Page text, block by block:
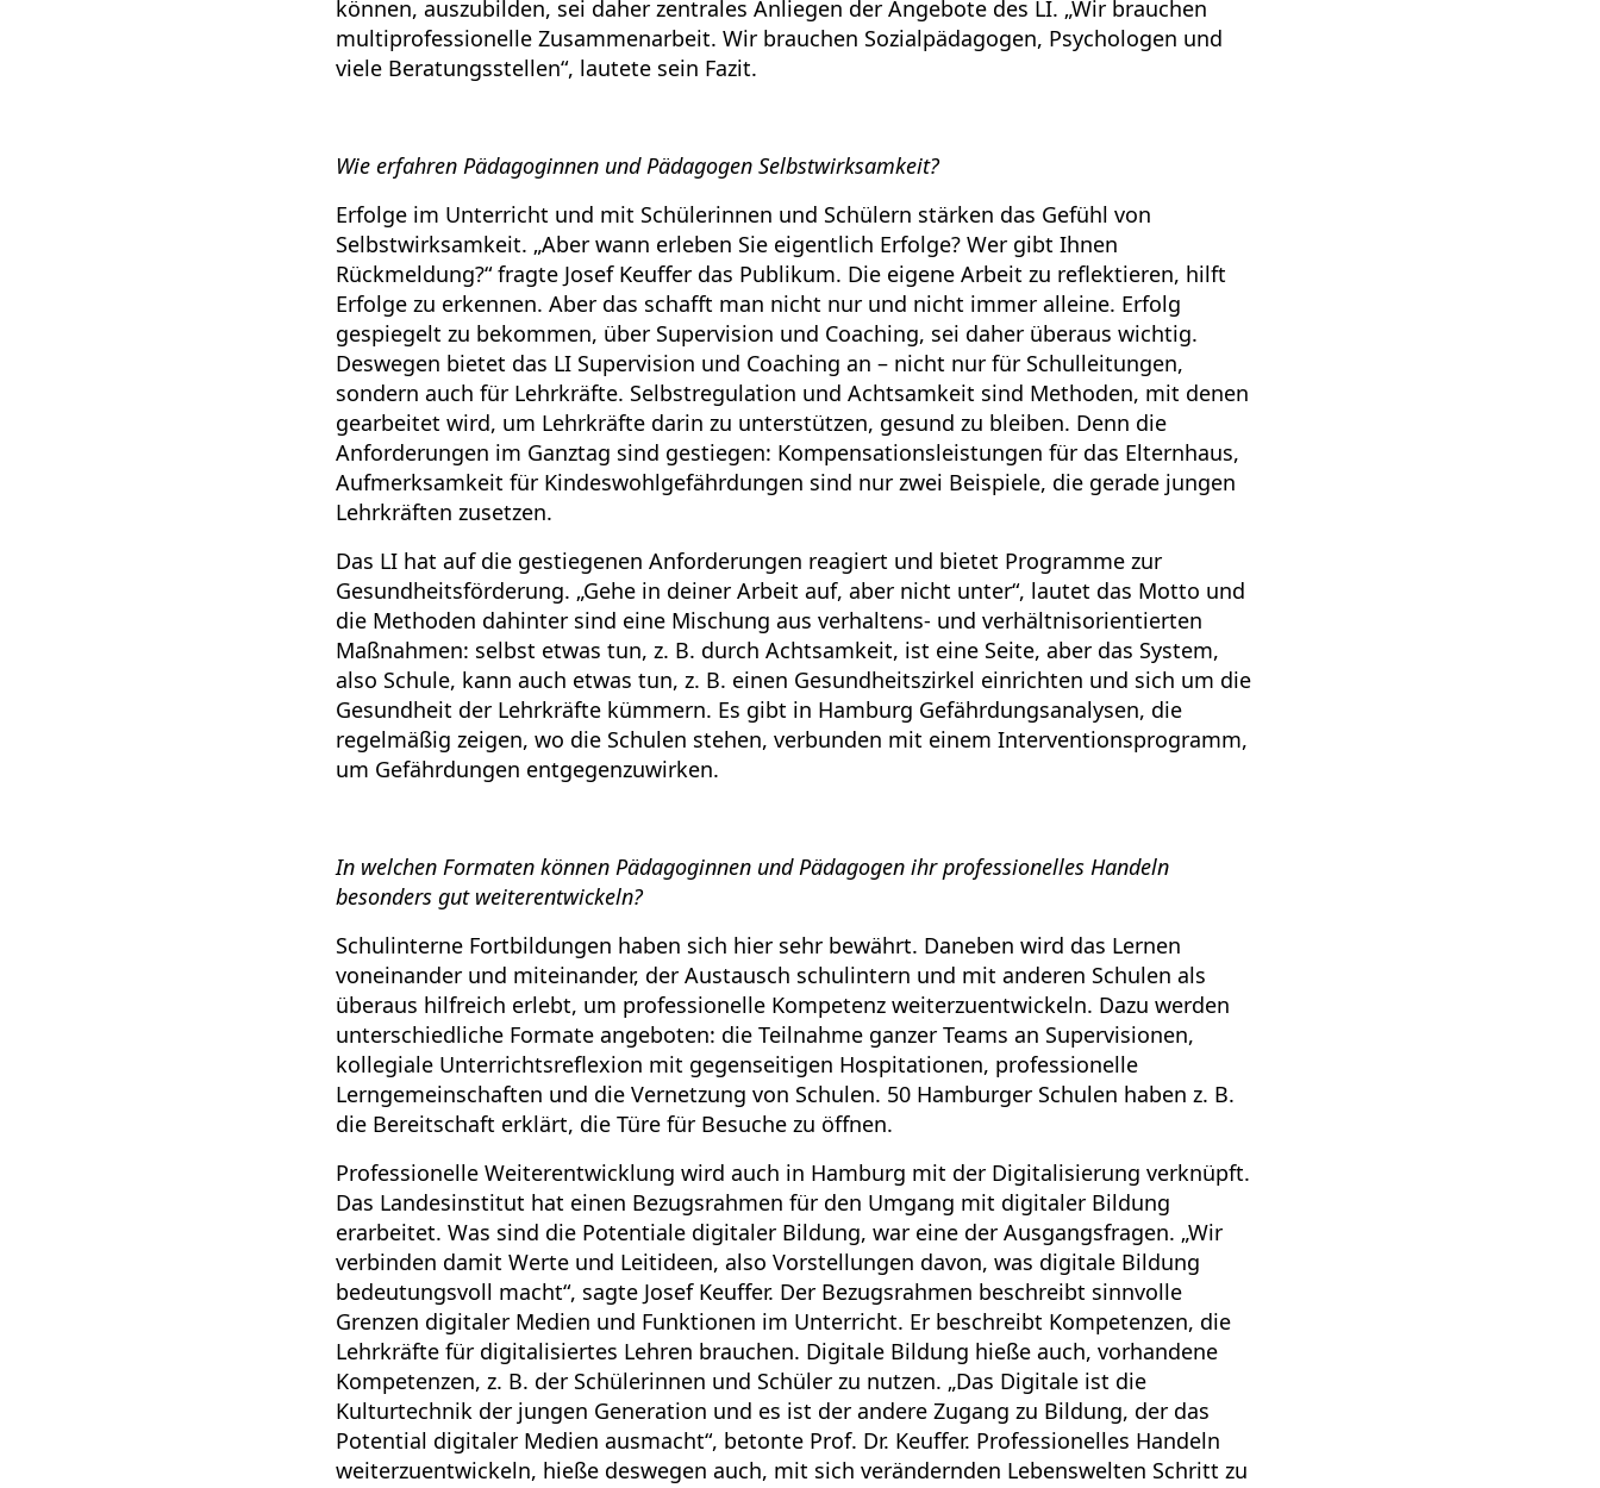
können, auszubilden, sei daher zentrales Anliegen der Angebote des LI. „Wir brauchen
multiprofessionelle Zusammenarbeit. Wir brauchen Sozialpädagogen, Psychologen und
viele Beratungsstellen“, lautete sein Fazit.
Wie erfahren Pädagoginnen und Pädagogen Selbstwirksamkeit?
Erfolge im Unterricht und mit Schülerinnen und Schülern stärken das Gefühl von
Selbstwirksamkeit. „Aber wann erleben Sie eigentlich Erfolge? Wer gibt Ihnen
Rückmeldung?“ fragte Josef Keuffer das Publikum. Die eigene Arbeit zu reflektieren, hilft
Erfolge zu erkennen. Aber das schafft man nicht nur und nicht immer alleine. Erfolg
gespiegelt zu bekommen, über Supervision und Coaching, sei daher überaus wichtig.
Deswegen bietet das LI Supervision und Coaching an – nicht nur für Schulleitungen,
sondern auch für Lehrkräfte. Selbstregulation und Achtsamkeit sind Methoden, mit denen
gearbeitet wird, um Lehrkräfte darin zu unterstützen, gesund zu bleiben. Denn die
Anforderungen im Ganztag sind gestiegen: Kompensationsleistungen für das Elternhaus,
Aufmerksamkeit für Kindeswohlgefährdungen sind nur zwei Beispiele, die gerade jungen
Lehrkräften zusetzen.
Das LI hat auf die gestiegenen Anforderungen reagiert und bietet Programme zur
Gesundheitsförderung. „Gehe in deiner Arbeit auf, aber nicht unter“, lautet das Motto und
die Methoden dahinter sind eine Mischung aus verhaltens- und verhältnisorientierten
Maßnahmen: selbst etwas tun, z. B. durch Achtsamkeit, ist eine Seite, aber das System,
also Schule, kann auch etwas tun, z. B. einen Gesundheitszirkel einrichten und sich um die
Gesundheit der Lehrkräfte kümmern. Es gibt in Hamburg Gefährdungsanalysen, die
regelmäßig zeigen, wo die Schulen stehen, verbunden mit einem Interventionsprogramm,
um Gefährdungen entgegenzuwirken.
In welchen Formaten können Pädagoginnen und Pädagogen ihr professionelles Handeln
besonders gut weiterentwickeln?
Schulinterne Fortbildungen haben sich hier sehr bewährt. Daneben wird das Lernen
voneinander und miteinander, der Austausch schulintern und mit anderen Schulen als
überaus hilfreich erlebt, um professionelle Kompetenz weiterzuentwickeln. Dazu werden
unterschiedliche Formate angeboten: die Teilnahme ganzer Teams an Supervisionen,
kollegiale Unterrichtsreflexion mit gegenseitigen Hospitationen, professionelle
Lerngemeinschaften und die Vernetzung von Schulen. 50 Hamburger Schulen haben z. B.
die Bereitschaft erklärt, die Türe für Besuche zu öffnen.
Professionelle Weiterentwicklung wird auch in Hamburg mit der Digitalisierung verknüpft.
Das Landesinstitut hat einen Bezugsrahmen für den Umgang mit digitaler Bildung
erarbeitet. Was sind die Potentiale digitaler Bildung, war eine der Ausgangsfragen. „Wir
verbinden damit Werte und Leitideen, also Vorstellungen davon, was digitale Bildung
bedeutungsvoll macht“, sagte Josef Keuffer. Der Bezugsrahmen beschreibt sinnvolle
Grenzen digitaler Medien und Funktionen im Unterricht. Er beschreibt Kompetenzen, die
Lehrkräfte für digitalisiertes Lehren brauchen. Digitale Bildung hieße auch, vorhandene
Kompetenzen, z. B. der Schülerinnen und Schüler zu nutzen. „Das Digitale ist die
Kulturtechnik der jungen Generation und es ist der andere Zugang zu Bildung, der das
Potential digitaler Medien ausmacht“, betonte Prof. Dr. Keuffer. Professionelles Handeln
weiterzuentwickeln, hieße deswegen auch, mit sich verändernden Lebenswelten Schritt zu